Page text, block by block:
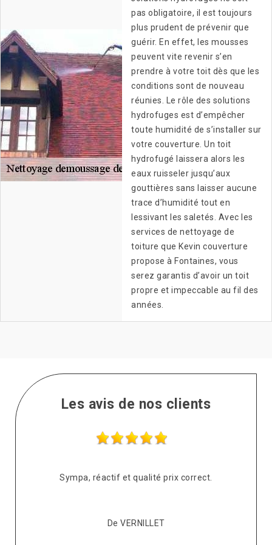
pas obligatoire, il est toujours
plus prudent de prévenir que
guérir. En effet, les mousses
peuvent vite revenir s’en
prendre à votre toit dès que les
conditions sont de nouveau
réunies. Le rôle des solutions
hydrofuges est d’empêcher
toute humidité de s’installer sur
votre couverture. Un toit
hydrofugé laissera alors les
eaux ruisseler jusqu’aux
gouttières sans laisser aucune
trace d’humidité tout en
lessivant les saletés. Avec les
services de nettoyage de
toiture que Kevin couverture
propose à Fontaines, vous
serez garantis d’avoir un toit
propre et impeccable au fil des
années.
Les avis de nos clients
Sympa, réactif et qualité prix correct.
De VERNILLET